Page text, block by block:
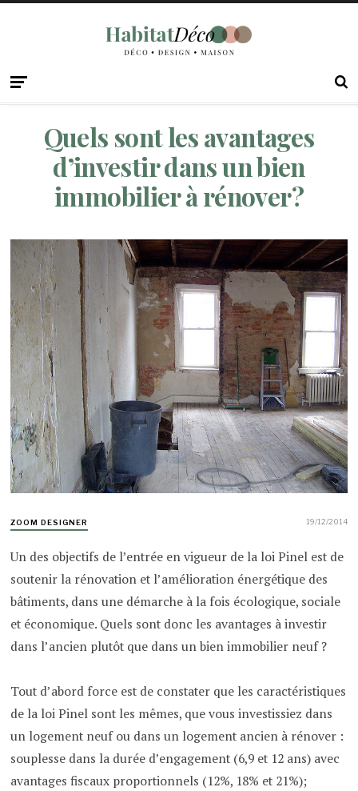
Quels sont les avantages
d’investir dans un bien
immobilier à rénover?
ZOOM DESIGNER 19/12/2014
Un des objectifs de l’entrée en vigueur de la loi Pinel est de
soutenir la rénovation et l’amélioration énergétique des
bâtiments, dans une démarche à la fois écologique, sociale
et économique. Quels sont donc les avantages à investir
dans l’ancien plutôt que dans un bien immobilier neuf ?
Tout d’abord force est de constater que les caractéristiques
de la loi Pinel sont les mêmes, que vous investissiez dans
un logement neuf ou dans un logement ancien à rénover :
souplesse dans la durée d’engagement (6,9 et 12 ans) avec
avantages fiscaux proportionnels (12%, 18% et 21%);